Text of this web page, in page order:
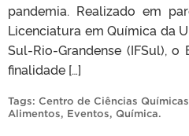
pandemia. Realizado em
Licenciatura em Química da
Sul-Rio-Grandense (IFSul),
finalidade […]
Tags: Centro de Ciências
Alimentos, Eventos, Química.